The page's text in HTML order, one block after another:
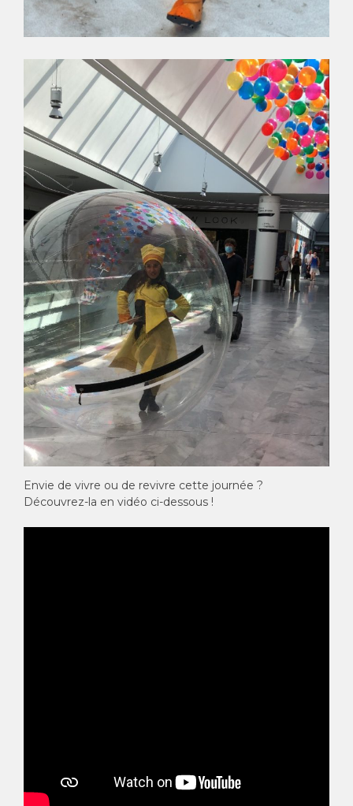
Envie de vivre ou de revivre cette journée ?
Découvrez-la en vidéo ci-dessous !